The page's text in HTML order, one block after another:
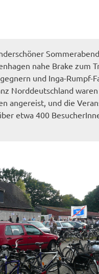
nahe Brake zum
und Inga-Rumpf-
Norddeutschland
angereist, und die
etwa 400